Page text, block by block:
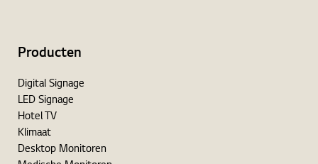
Producten
Digital Signage
LED Signage
Hotel TV
Klimaat
Desktop Monitoren